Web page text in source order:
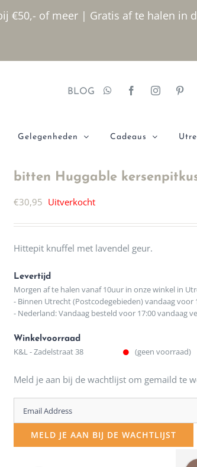
€50,- of meer | Gratis af te halen
BLOG
Gelegenheden Cadeaus
bitten Huggable
€30,95 Uitverkocht
Hittepit knuffel met lavendel geur.
Levertijd
Morgen af te halen vanaf 10uur in onze winkel in
- Binnen Utrecht (Postcodegebieden) vandaag
- Nederland: Vandaag besteld voor 17:00 vandaag
Winkelvoorraad
K&L - Zadelstraat 38 (geen voorraad)
Meld je aan bij de wachtlijst om gemaild te
Enter
your
email
MELD JE AAN BIJ DE WACHTLIJST